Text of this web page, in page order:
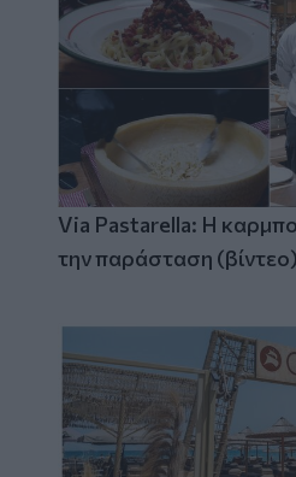
Via Pastarella: Η
την παράσταση (βίντεο)